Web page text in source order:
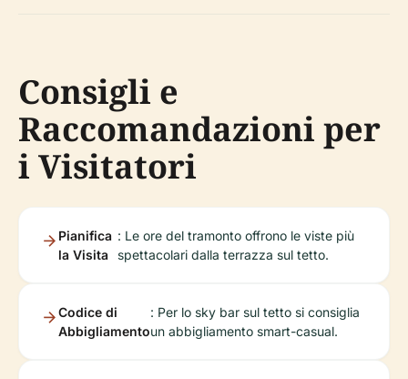
Consigli e
Raccomandazioni per
i Visitatori
Pianifica
la Visita
: Le ore del tramonto offrono le viste più
spettacolari dalla terrazza sul tetto.
Codice di
Abbigliamento
: Per lo sky bar sul tetto si consiglia
un abbigliamento smart-casual.